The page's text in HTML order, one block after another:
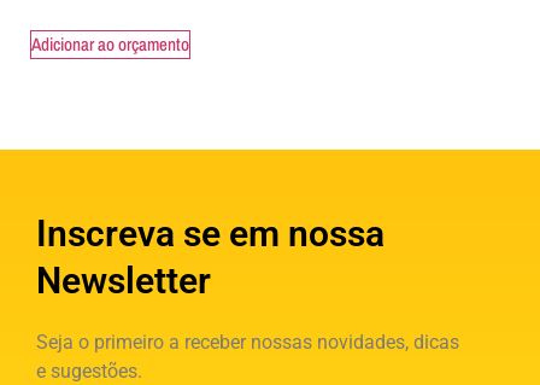
Adicionar ao orçamento
Inscreva se em nossa
Newsletter
Seja o primeiro a receber nossas novidades, dicas
e sugestões.